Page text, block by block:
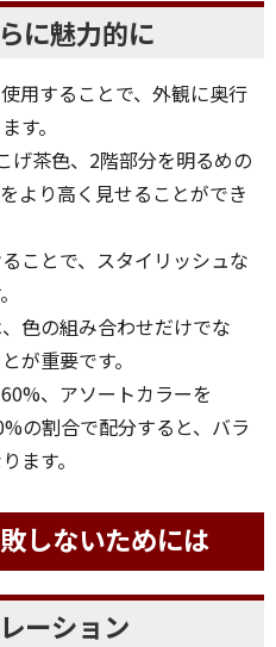
に魅力的に
用することで、外観に奥行
す。
げ茶色、2階部分を明るめの
より高く見せることができ
ことで、スタイリッシュな
色の組み合わせだけでな
が重要です。
、アソートカラーを
の割合で配分すると、バラ
ます。
しないためには
ーション